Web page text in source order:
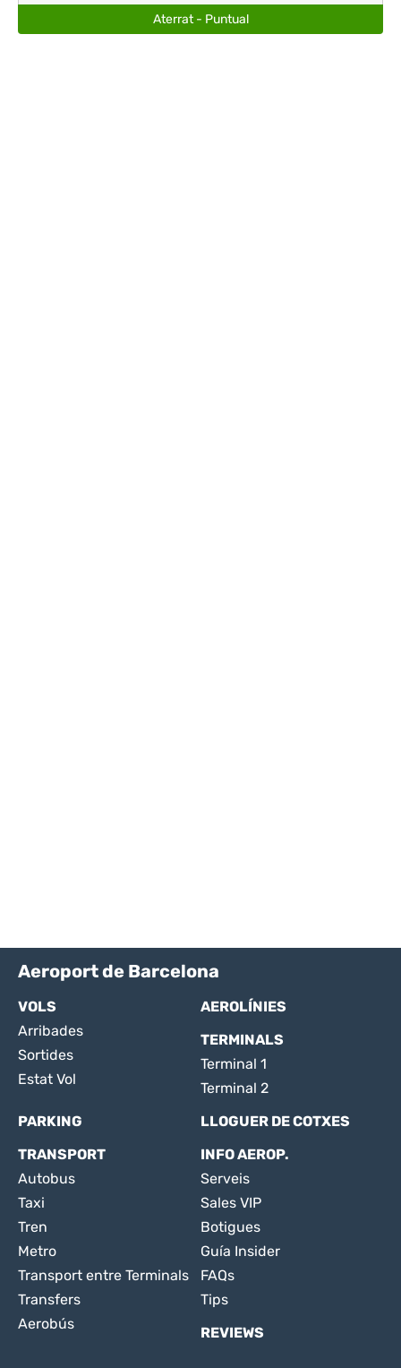
Aterrat - Puntual
Aeroport de Barcelona
VOLS
Arribades
Sortides
Estat Vol
AEROLÍNIES
TERMINALS
Terminal 1
Terminal 2
PARKING
LLOGUER DE COTXES
TRANSPORT
Autobus
Taxi
Tren
Metro
Transport entre Terminals
Transfers
Aerobús
INFO AEROP.
Serveis
Sales VIP
Botigues
Guía Insider
FAQs
Tips
REVIEWS